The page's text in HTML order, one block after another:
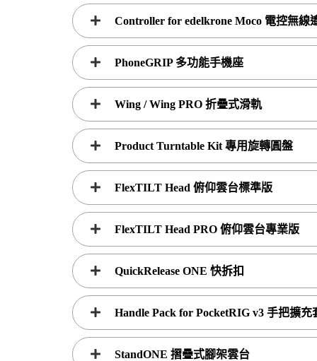
Controller for edelkrone Moco 電控無線
PhoneGRIP 多功能手機座
Wing / Wing PRO 折疊式滑軌
Product Turntable Kit 專用旋轉圓盤
FlexTILT Head 俯仰雲台標準版
FlexTILT Head PRO 俯仰雲台專業版
QuickRelease ONE 快拆扣
Handle Pack for PocketRIG v3 手把擴充
StandONE 摺疊式腳架雲台